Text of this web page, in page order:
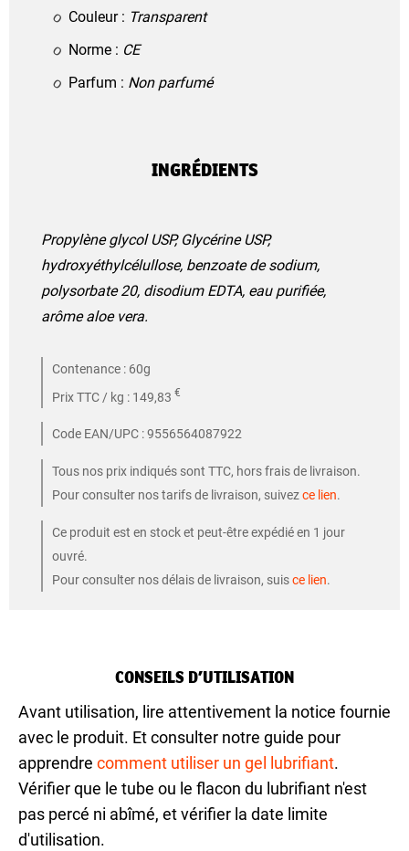
Couleur : Transparent
Norme : CE
Parfum : Non parfumé
INGRÉDIENTS
Propylène glycol USP, Glycérine USP,
hydroxyéthylcélullose, benzoate de sodium,
polysorbate 20, disodium EDTA, eau purifiée,
arôme aloe vera.
Contenance : 60g
Prix TTC / kg : 149,83 €
Code EAN/UPC : 9556564087922
Tous nos prix indiqués sont TTC, hors frais de livraison.
Pour consulter nos tarifs de livraison, suivezce lien.
Ce produit est en stock et peut-être expédié en 1 jour
ouvré.
Pour consulter nos délais de livraison, suisce lien.
CONSEILS D’UTILISATION
Avant utilisation, lire attentivement la notice fournie
avec le produit. Et consulter notre guide pour
apprendre comment utiliser un gel lubrifiant.
Vérifier que le tube ou le flacon du lubrifiant n'est
pas percé ni abîmé, et vérifier la date limite
d'utilisation.